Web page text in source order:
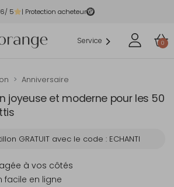
/ 5 | Protection acheteur
Service 0
Anniversaire
joyeuse et moderne pour les 50
GRATUIT avec le code : ECHANTI
à vos côtés
facile en ligne